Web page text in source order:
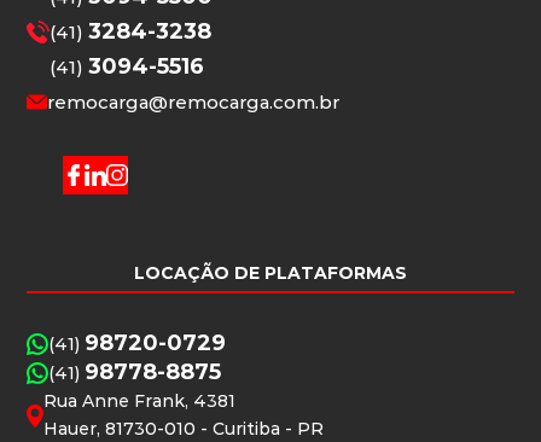
(41)3284-3238
(41)3094-5516
remocarga@remocarga.com.br
LOCAÇÃO DE PLATAFORMAS
(41) 98720-0729
(41) 98778-8875
Rua Anne Frank, 4381
Hauer, 81730-010 - Curitiba - PR